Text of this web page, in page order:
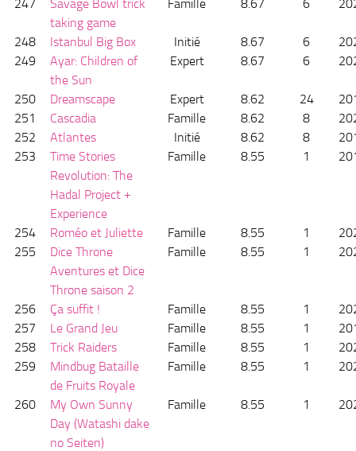
247
Savage Bowl trick
taking game
Famille 8.67 6
248 Istanbul Big Box Initié 8.67 6
249
Ayar: Children of
the Sun
Expert 8.67 6
250 Dreamscape Expert 8.62 24
251
Cascadia Famille 8.62 8
252
Atlantes Initié 8.62 8
253
Time Stories
Revolution: The
Hadal Project +
Experience
Famille 8.55 1
254 Roméo et Juliette Famille 8.55 1
255
Dice Throne
Aventures et Dice
Throne saison 2
Famille 8.55 1
256 Ça suffit ! Famille 8.55 1
257
Le Grand Jeu Famille 8.55 1
258
Trick Raiders Famille 8.55 1
259
Mindbug Bataille
de Fruits Royale
Famille 8.55 1
260
My Own Sunny
Day (Watashi dake
no Seiten)
Famille 8.55 1